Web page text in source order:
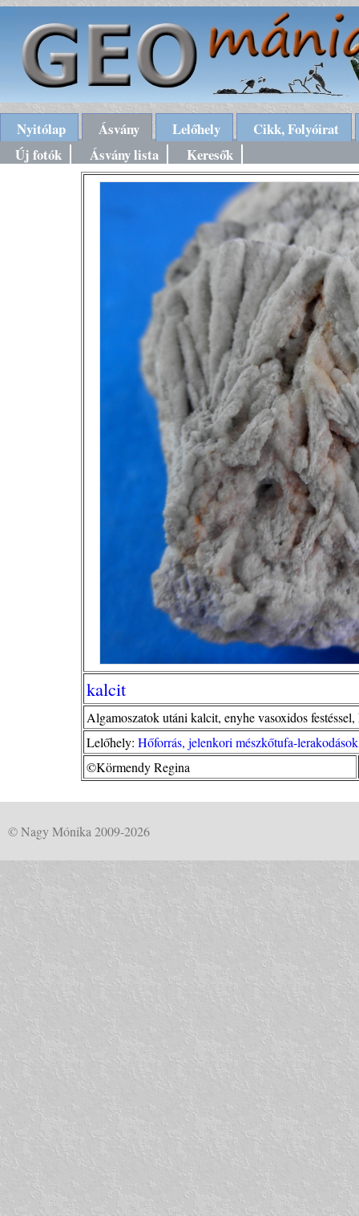
Nyitólap Ásvány Lelőhely
Cikk, Folyóirat
Új fotók
Ásvány lista Keresők
kalcit
Algamoszatok utáni kalcit, enyhe vasoxidos
Lelőhely: Hőforrás, jelenkori mészkőtufa-
©Körmendy Regina
© Nagy Mónika 2009-2026